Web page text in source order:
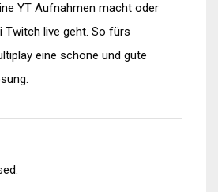
YT Aufnahmen macht oder
Twitch live geht. So fürs
eine schöne und gute